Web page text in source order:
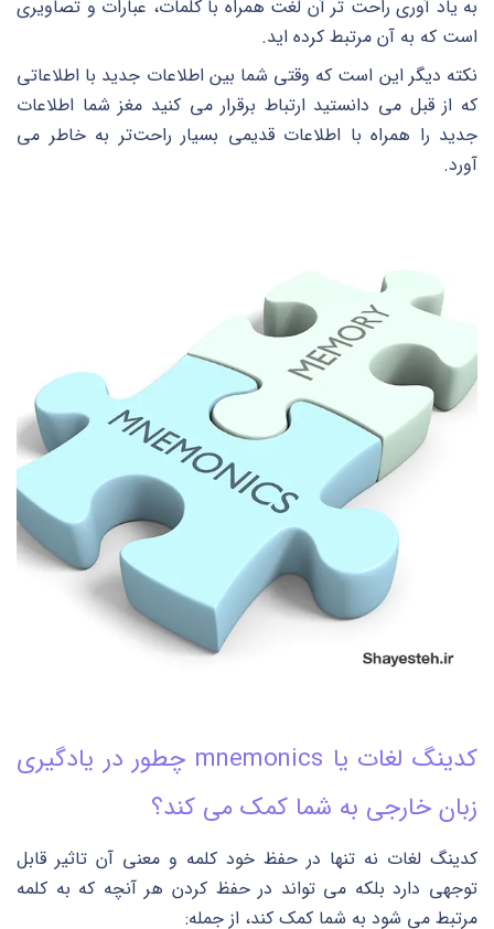
به یاد آوری راحت تر آن لغت همراه با کلمات، عبارات و تصاویری
است که به آن مرتبط کرده اید.
نکته دیگر این است که وقتی شما بین اطلاعات جدید با اطلاعاتی
که از قبل می دانستید ارتباط برقرار می کنید مغز شما اطلاعات
جدید را همراه با اطلاعات قدیمی بسیار راحت‌تر به خاطر می
آورد.
کدینگ لغات یا mnemonics چطور در یادگیری
زبان خارجی به شما کمک می کند؟
کدینگ لغات نه تنها در حفظ خود کلمه و معنی آن تاثیر قابل
توجهی دارد بلکه می تواند در حفظ کردن هر آنچه که به کلمه
مرتبط می شود به شما کمک کند، از جمله: